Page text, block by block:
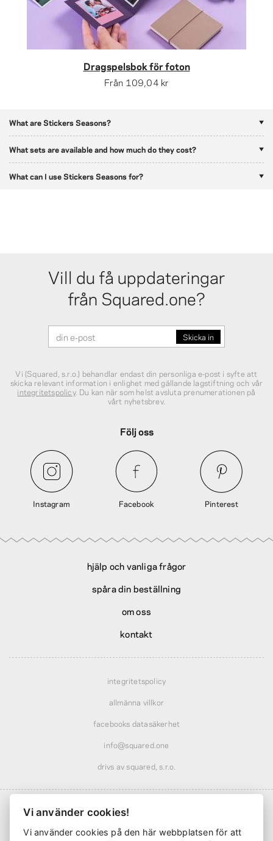
Dragspelsbok för foton
Från 109,04 kr
What are Stickers Seasons?
What sets are available and how much do they cost?
What can I use Stickers Seasons for?
Vill du få uppdateringar
från Squared.one?
Vi (Squared, s.r.o.) behandlar endast din personliga e‑post i syfte att
skicka relevant information i enlighet med gällande lagstiftning och vår
integritetspolicy. Du kan när som helst avsluta prenumerationen på
vårt nyhetsbrev.
Följ oss
Instagram Facebook Pinterest
hjälp och vanliga frågor
spåra din beställning
om oss
kontakt
integritetspolicy
allmänna villkor
facebooks datasäkerhet
info@squared.one
drivs av squared, s.r.o.
Vi använder cookies!
Vi använder cookies på den här webbplatsen för att